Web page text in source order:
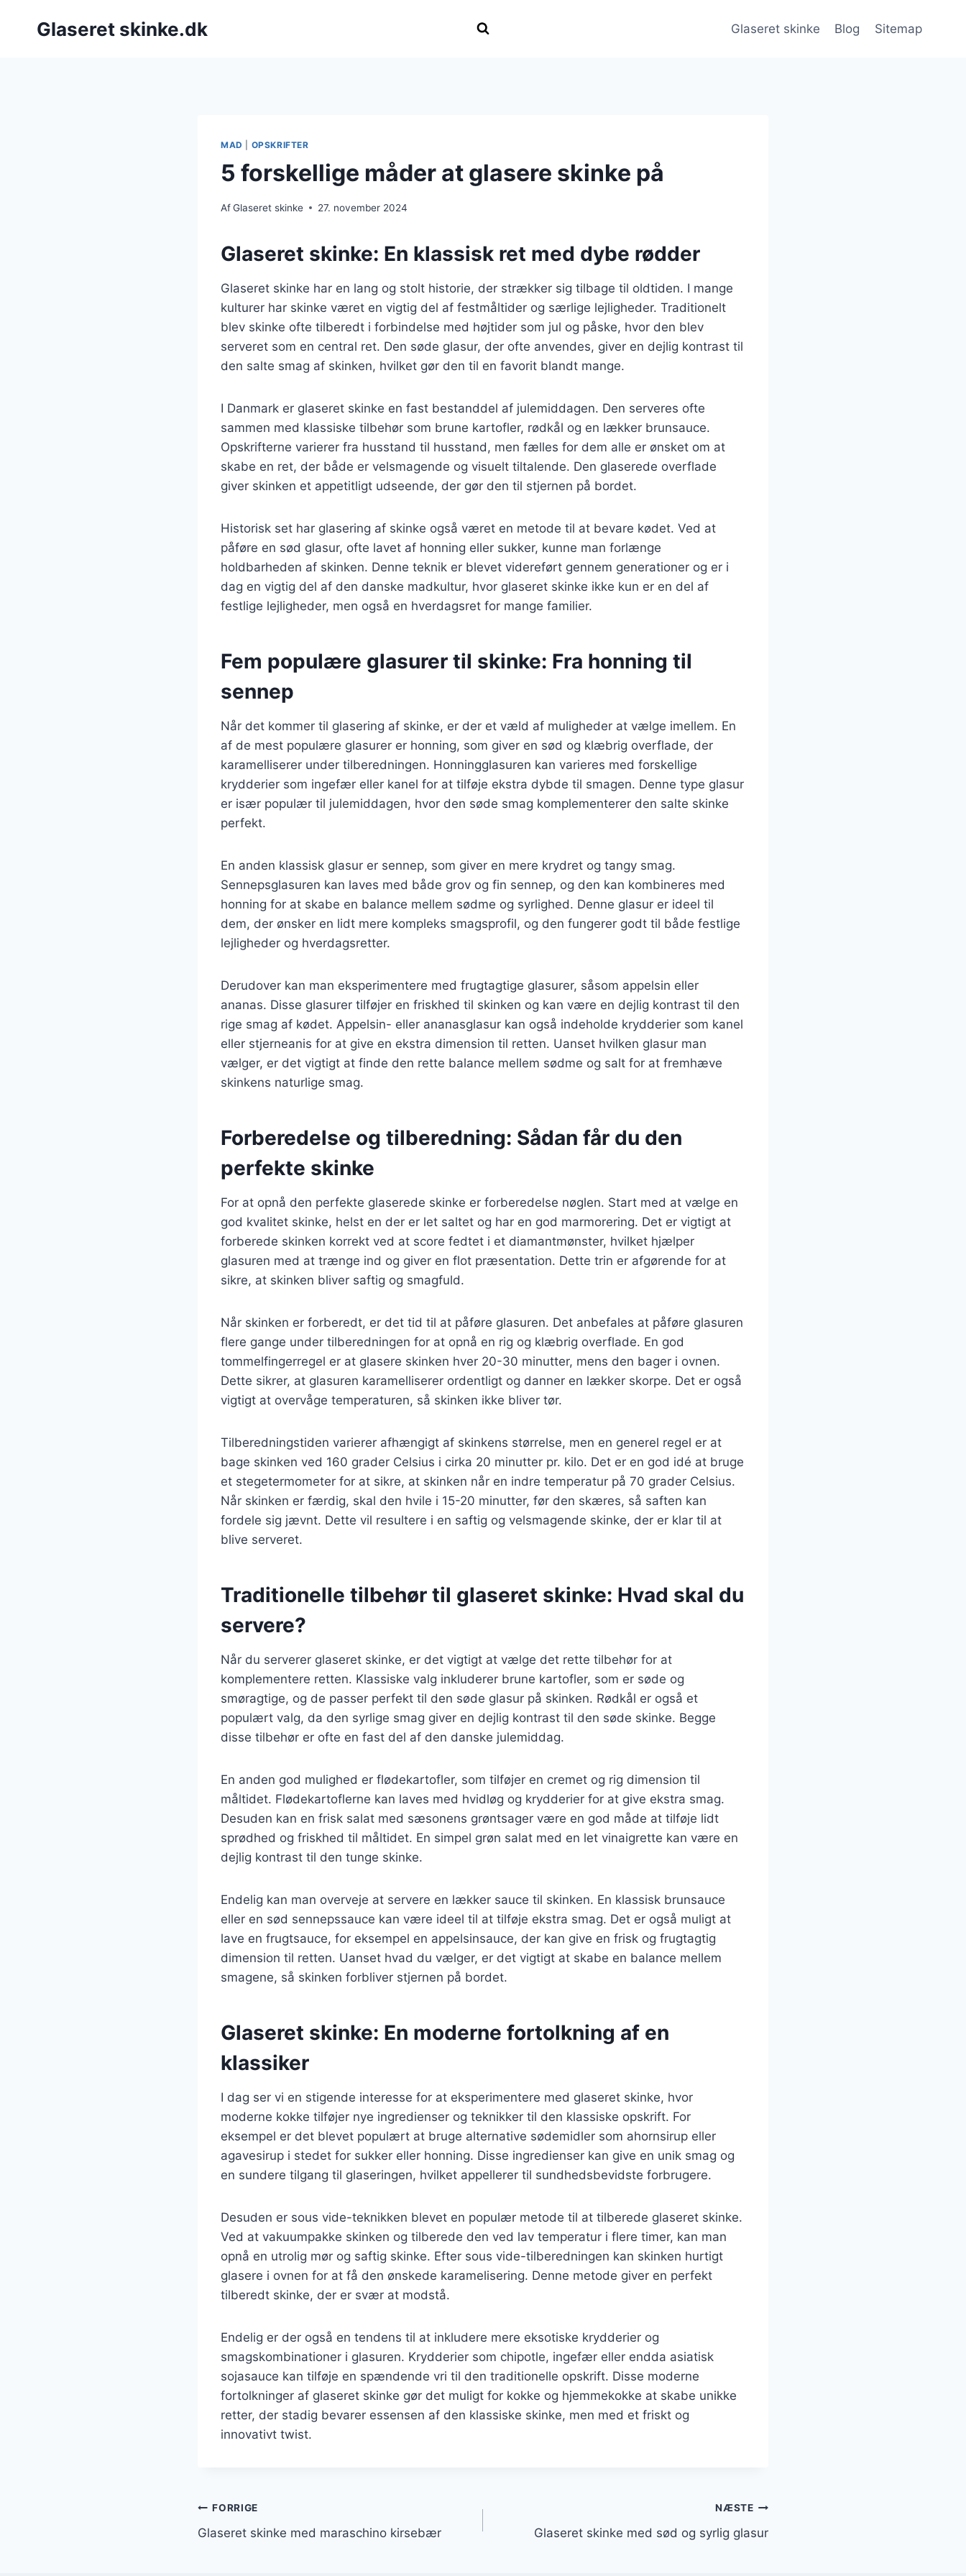
Glaseret skinke.dk Glaseret skinke Blog Sitemap
MAD OPSKRIFTER
5 forskellige måder at glasere skinke på
AfGlaseret skinke 27. november 2024
Glaseret skinke: En klassisk ret med dybe rødder
Glaseret skinke har en lang og stolt historie, der strækker sig tilbage til oldtiden. I mange
kulturer har skinke været en vigtig del af festmåltider og særlige lejligheder. Traditionelt
blev skinke ofte tilberedt i forbindelse med højtider som jul og påske, hvor den blev
serveret som en central ret. Den søde glasur, der ofte anvendes, giver en dejlig kontrast til
den salte smag af skinken, hvilket gør den til en favorit blandt mange.
I Danmark er glaseret skinke en fast bestanddel af julemiddagen. Den serveres ofte
sammen med klassiske tilbehør som brune kartofler, rødkål og en lækker brunsauce.
Opskrifterne varierer fra husstand til husstand, men fælles for dem alle er ønsket om at
skabe en ret, der både er velsmagende og visuelt tiltalende. Den glaserede overflade
giver skinken et appetitligt udseende, der gør den til stjernen på bordet.
Historisk set har glasering af skinke også været en metode til at bevare kødet. Ved at
påføre en sød glasur, ofte lavet af honning eller sukker, kunne man forlænge
holdbarheden af skinken. Denne teknik er blevet videreført gennem generationer og er i
dag en vigtig del af den danske madkultur, hvor glaseret skinke ikke kun er en del af
festlige lejligheder, men også en hverdagsret for mange familier.
Fem populære glasurer til skinke: Fra honning til
sennep
Når det kommer til glasering af skinke, er der et væld af muligheder at vælge imellem. En
af de mest populære glasurer er honning, som giver en sød og klæbrig overflade, der
karamelliserer under tilberedningen. Honningglasuren kan varieres med forskellige
krydderier som ingefær eller kanel for at tilføje ekstra dybde til smagen. Denne type glasur
er især populær til julemiddagen, hvor den søde smag komplementerer den salte skinke
perfekt.
En anden klassisk glasur er sennep, som giver en mere krydret og tangy smag.
Sennepsglasuren kan laves med både grov og fin sennep, og den kan kombineres med
honning for at skabe en balance mellem sødme og syrlighed. Denne glasur er ideel til
dem, der ønsker en lidt mere kompleks smagsprofil, og den fungerer godt til både festlige
lejligheder og hverdagsretter.
Derudover kan man eksperimentere med frugtagtige glasurer, såsom appelsin eller
ananas. Disse glasurer tilføjer en friskhed til skinken og kan være en dejlig kontrast til den
rige smag af kødet. Appelsin- eller ananasglasur kan også indeholde krydderier som kanel
eller stjerneanis for at give en ekstra dimension til retten. Uanset hvilken glasur man
vælger, er det vigtigt at finde den rette balance mellem sødme og salt for at fremhæve
skinkens naturlige smag.
Forberedelse og tilberedning: Sådan får du den
perfekte skinke
For at opnå den perfekte glaserede skinke er forberedelse nøglen. Start med at vælge en
god kvalitet skinke, helst en der er let saltet og har en god marmorering. Det er vigtigt at
forberede skinken korrekt ved at score fedtet i et diamantmønster, hvilket hjælper
glasuren med at trænge ind og giver en flot præsentation. Dette trin er afgørende for at
sikre, at skinken bliver saftig og smagfuld.
Når skinken er forberedt, er det tid til at påføre glasuren. Det anbefales at påføre glasuren
flere gange under tilberedningen for at opnå en rig og klæbrig overflade. En god
tommelfingerregel er at glasere skinken hver 20-30 minutter, mens den bager i ovnen.
Dette sikrer, at glasuren karamelliserer ordentligt og danner en lækker skorpe. Det er også
vigtigt at overvåge temperaturen, så skinken ikke bliver tør.
Tilberedningstiden varierer afhængigt af skinkens størrelse, men en generel regel er at
bage skinken ved 160 grader Celsius i cirka 20 minutter pr. kilo. Det er en god idé at bruge
et stegetermometer for at sikre, at skinken når en indre temperatur på 70 grader Celsius.
Når skinken er færdig, skal den hvile i 15-20 minutter, før den skæres, så saften kan
fordele sig jævnt. Dette vil resultere i en saftig og velsmagende skinke, der er klar til at
blive serveret.
Traditionelle tilbehør til glaseret skinke: Hvad skal du
servere?
Når du serverer glaseret skinke, er det vigtigt at vælge det rette tilbehør for at
komplementere retten. Klassiske valg inkluderer brune kartofler, som er søde og
smøragtige, og de passer perfekt til den søde glasur på skinken. Rødkål er også et
populært valg, da den syrlige smag giver en dejlig kontrast til den søde skinke. Begge
disse tilbehør er ofte en fast del af den danske julemiddag.
En anden god mulighed er flødekartofler, som tilføjer en cremet og rig dimension til
måltidet. Flødekartoflerne kan laves med hvidløg og krydderier for at give ekstra smag.
Desuden kan en frisk salat med sæsonens grøntsager være en god måde at tilføje lidt
sprødhed og friskhed til måltidet. En simpel grøn salat med en let vinaigrette kan være en
dejlig kontrast til den tunge skinke.
Endelig kan man overveje at servere en lækker sauce til skinken. En klassisk brunsauce
eller en sød sennepssauce kan være ideel til at tilføje ekstra smag. Det er også muligt at
lave en frugtsauce, for eksempel en appelsinsauce, der kan give en frisk og frugtagtig
dimension til retten. Uanset hvad du vælger, er det vigtigt at skabe en balance mellem
smagene, så skinken forbliver stjernen på bordet.
Glaseret skinke: En moderne fortolkning af en
klassiker
I dag ser vi en stigende interesse for at eksperimentere med glaseret skinke, hvor
moderne kokke tilføjer nye ingredienser og teknikker til den klassiske opskrift. For
eksempel er det blevet populært at bruge alternative sødemidler som ahornsirup eller
agavesirup i stedet for sukker eller honning. Disse ingredienser kan give en unik smag og
en sundere tilgang til glaseringen, hvilket appellerer til sundhedsbevidste forbrugere.
Desuden er sous vide-teknikken blevet en populær metode til at tilberede glaseret skinke.
Ved at vakuumpakke skinken og tilberede den ved lav temperatur i flere timer, kan man
opnå en utrolig mør og saftig skinke. Efter sous vide-tilberedningen kan skinken hurtigt
glasere i ovnen for at få den ønskede karamelisering. Denne metode giver en perfekt
tilberedt skinke, der er svær at modstå.
Endelig er der også en tendens til at inkludere mere eksotiske krydderier og
smagskombinationer i glasuren. Krydderier som chipotle, ingefær eller endda asiatisk
sojasauce kan tilføje en spændende vri til den traditionelle opskrift. Disse moderne
fortolkninger af glaseret skinke gør det muligt for kokke og hjemmekokke at skabe unikke
retter, der stadig bevarer essensen af den klassiske skinke, men med et friskt og
innovativt twist.
Indlægsnavigation
FORRIGE
Glaseret skinke med maraschino kirsebær
NÆSTE
Glaseret skinke med sød og syrlig glasur